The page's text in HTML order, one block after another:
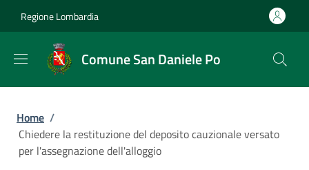
Regione Lombardia
Comune San Daniele Po
Briciole di pane
Home /
Chiedere la restituzione del deposito cauzionale versato
per l'assegnazione dell'alloggio